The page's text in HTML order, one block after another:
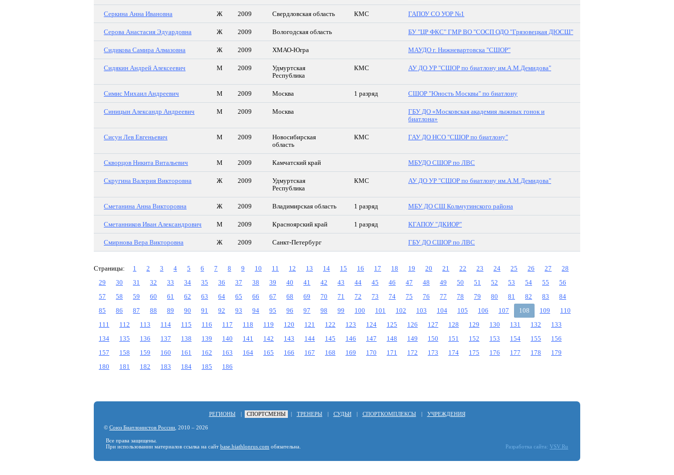
Серкина Анна Ивановна Ж 2009 Свердловская область КМС ГАПОУ СО УОР №1
Серова Анастасия Эдуардовна Ж 2009 Вологодская область БУ "ЦР ФКС" ГМР ВО "СОСП ОДО "Грязовецкая ДЮСШ"
Сидикова Самира Алмазовна Ж 2009 ХМАО-Югра МАУДО г. Нижневартовска "СШОР"
Сидякин Андрей Алексеевич М 2009
Удмуртская
Республика
КМС АУ ДО УР "СШОР по биатлону им.А.М.Демидова"
Симис Михаил Андреевич М 2009 Москва 1 разряд СШОР "Юность Москвы" по биатлону
Синицын Александр Андреевич М 2009 Москва
ГБУ ДО «Московская академия лыжных гонок и
биатлона»
Сисун Лев Евгеньевич М 2009
Новосибирская
область
КМС ГАУ ДО НСО "СШОР по биатлону"
Скворцов Никита Витальевич М 2009 Камчатский край МБУДО СШОР по ЛВС
Скругина Валерия Викторовна Ж 2009
Удмуртская
Республика
КМС АУ ДО УР "СШОР по биатлону им.А.М.Демидова"
Сметанина Анна Викторовна Ж 2009 Владимирская область 1 разряд МБУ ДО СШ Кольчугинского района
Сметанников Иван Александрович М 2009 Красноярский край 1 разряд КГАПОУ "ДКИОР"
Смирнова Вера Викторовна Ж 2009 Санкт-Петербург ГБУ ДО СШОР по ЛВС
Страницы: 1 2 3 4 5 6 7 8 9 10 11 12 13 14 15 16 17 18 19 20 21 22 23 24 25 26 27
28
29
30 31 32 33 34 35 36 37 38 39 40 41 42 43 44 45 46 47 48 49 50 51 52 53 54 55
56
57
58 59 60 61 62 63 64 65 66 67 68 69 70 71 72 73 74 75 76 77 78 79 80 81 82 83
84
85
86 87 88 89 90 91 92 93 94 95 96 97 98 99 100 101 102 103 104 105 106 107 108 109
110
111
112 113 114 115 116 117 118 119 120 121 122 123 124 125 126 127 128 129 130 131 132
133
134
135 136 137 138 139 140 141 142 143 144 145 146 147 148 149 150 151 152 153 154 155
156
157
158 159 160 161 162 163 164 165 166 167 168 169 170 171 172 173 174 175 176 177 178
179
180
181 182 183 184 185 186
РЕГИОНЫ СПОРТСМЕНЫ ТРЕНЕРЫ СУДЬИ СПОРТКОМПЛЕКСЫ УЧРЕЖДЕНИЯ
© Союз Биатлонистов России , 2010 – 2026
Все права защищены.
При использовании материалов ссылка на сайт base.biathlonrus.com обязательна. Разработка сайта: VSV.Ru